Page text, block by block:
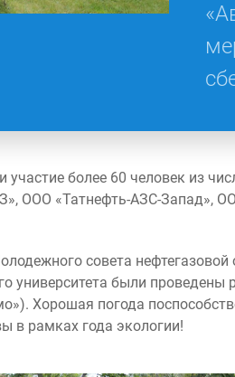
участие более 60 человек из
ООО «Татнефть-АЗС-Запад»,
совета
университета были
Хорошая погода
в рамках года экологии!